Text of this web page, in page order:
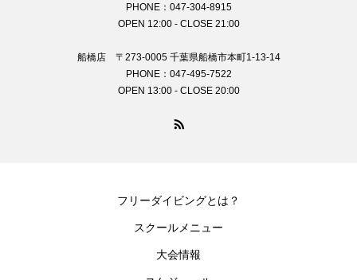
PHONE：047-304-8915
OPEN 12:00 - CLOSE 21:00
船橋店 〒273-0005 千葉県船橋市本町1-13-14
PHONE：047-495-7522
OPEN 13:00 - CLOSE 20:00
フリーダイビングとは？
スクールメニュー
大会情報